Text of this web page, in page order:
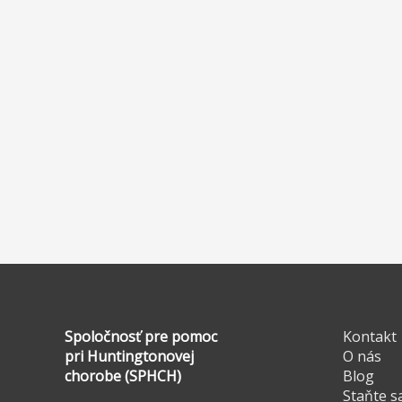
Spoločnosť pre pomoc
pri Huntingtonovej
chorobe (SPHCH)
Kontakt
O nás
Blog
Staňte